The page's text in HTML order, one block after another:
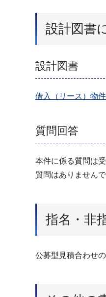
設計図書
設計図書
借入（リース）物
質問回答
本件に係る質問は
質問はありませんで
指名・非
公募型⾒積合わせ